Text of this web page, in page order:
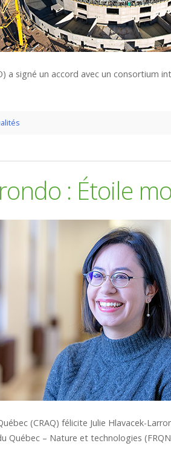
a signé un accord avec un consortium
: Étoile
(CRAQ) félicite Julie Hlavacek-
Québec – Nature et technologies